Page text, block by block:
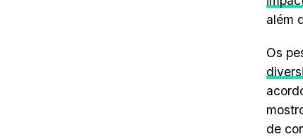
além
Os
de